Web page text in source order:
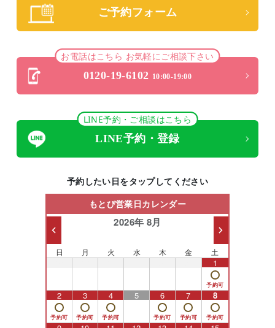
ご予約フォーム
お電話はこちら お気軽にご相談下さい
0120-19-6102 10:00-19:00
LINE予約・ご相談はこちら
LINE予約・登録
予約したい日をタップしてください
もとび営業日カレンダー
2026年 8月
日 月 火 水 木 金 土
1
2 3 4 5 6 7 8